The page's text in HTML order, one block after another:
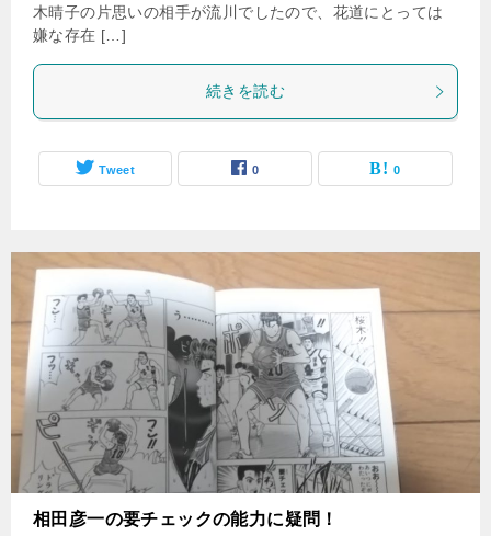
木晴子の片思いの相手が流川でしたので、花道にとっては
嫌な存在 […]
続きを読む
Tweet 0 0
相田彦一の要チェックの能力に疑問！